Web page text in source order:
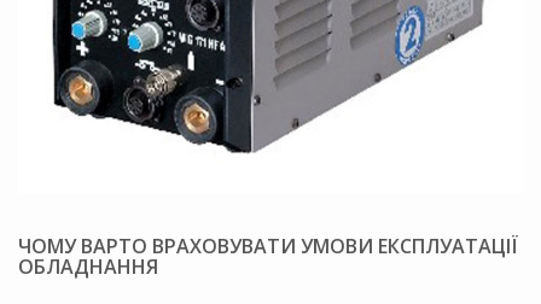
ЧОМУ ВАРТО ВРАХОВУВАТИ УМОВИ ЕКСПЛУАТАЦІЇ
ОБЛАДНАННЯ